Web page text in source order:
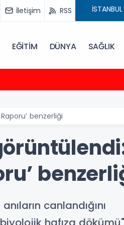
İletişim RSS
EĞİTİM DÜNYA SAĞLIK
benzerliği
canlandığını